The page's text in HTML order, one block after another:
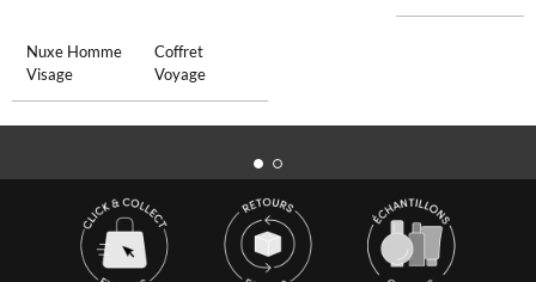
Nuxe Homme
Visage
Coffret
Voyage